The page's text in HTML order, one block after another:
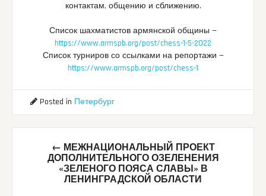
контактам, общению и сближению.
Список шахматистов армянской общины —
https://www.armspb.org/post/chess-1-5-2022
Список турниров со ссылками на репортажи —
https://www.armspb.org/post/chess-1
Posted in Петербург
navigation
← МЕЖНАЦИОНАЛЬНЫЙ ПРОЕКТ
ДОПОЛНИТЕЛЬНОГО ОЗЕЛЕНЕНИЯ
«ЗЕЛЕНОГО ПОЯСА СЛАВЫ» В
ЛЕНИНГРАДСКОЙ ОБЛАСТИ